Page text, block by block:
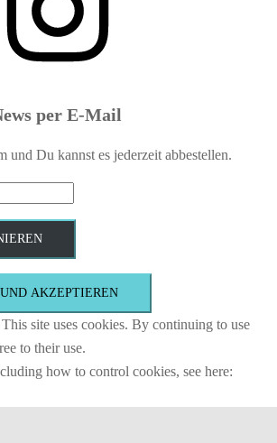
per E-Mail
und Du kannst es jederzeit abbestellen.
site uses cookies. By continuing to use
to their use.
how to control cookies, see here: